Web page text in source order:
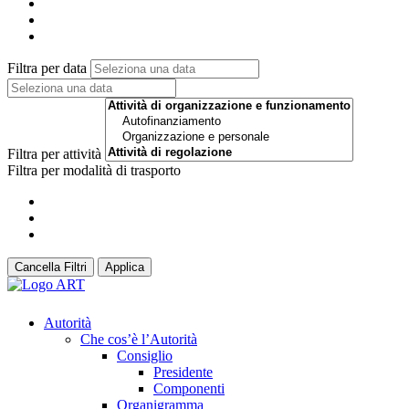
Filtra per data
Filtra per attività
Filtra per modalità di trasporto
Cancella Filtri Applica
Autorità
Che cos’è l’Autorità
Consiglio
Presidente
Componenti
Organigramma